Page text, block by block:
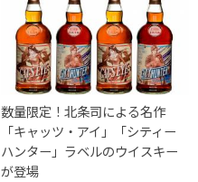
数量限定！北条司による名作
「キャッツ・アイ」「シティー
ハンター」ラベルのウイスキー
が登場